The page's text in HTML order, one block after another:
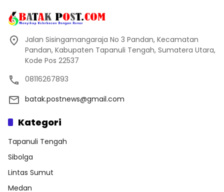
Jalan Sisingamangaraja No 3 Pandan, Kecamatan
Pandan, Kabupaten Tapanuli Tengah, Sumatera Utara,
Kode Pos 22537
08116267893
batak.postnews@gmail.com
Kategori
Tapanuli Tengah
Sibolga
Lintas Sumut
Medan